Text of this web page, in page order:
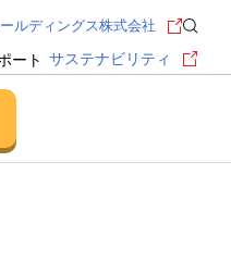
ート サステナビリティ
ルディングス株式会社